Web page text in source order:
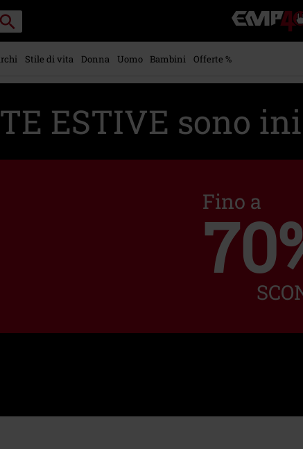
Cerca
Punto
EMP
-
Musica,
TV
merch
-
Stile di vita Donna Uomo Bambini Offerte %
ESTIVE sono
Fino a